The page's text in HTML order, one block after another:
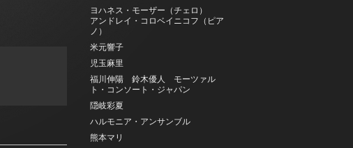
ヨハネス・モーザー（チェロ）
アンドレイ・コロベイニコフ（ピア
ノ）
米元響子
児玉麻里
福川伸陽 鈴木優人 モーツァル
ト・コンソート・ジャパン
隠岐彩夏
ハルモニア・アンサンブル
熊本マリ